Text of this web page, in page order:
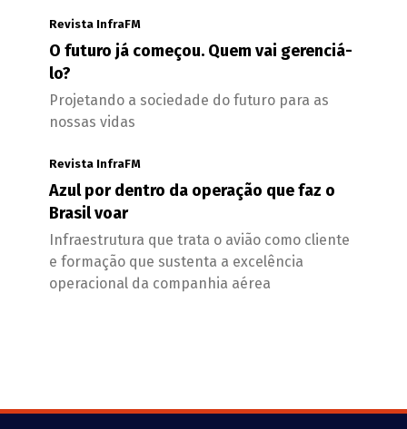
Revista InfraFM
O futuro já começou. Quem vai gerenciá-
lo?
Projetando a sociedade do futuro para as
nossas vidas
Revista InfraFM
Azul por dentro da operação que faz o
Brasil voar
Infraestrutura que trata o avião como cliente
e formação que sustenta a excelência
operacional da companhia aérea